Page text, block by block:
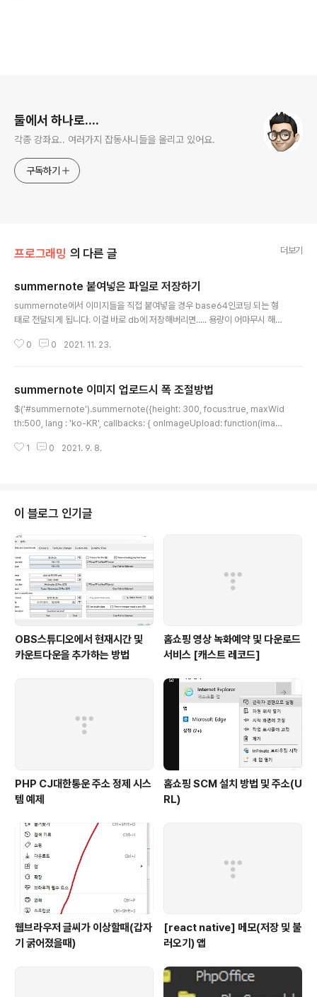
둘에서 하나로....
각종 강좌요.. 여러가지 잡동사니들을 올리고 있어요.
구독하기
프로그래밍 의 다른 글 더보기
summernote 붙여넣은 파일로 저장하기
summernote에서 이미지들을 직접 붙여넣을 경우 base64인코딩 되는 형
태로 전달되게 됩니다. 이걸 바로 db에 저장해버리면..... 용량이 어마무시 해지
방법입니다. $detail=$_REQUEST['memo']; // memo라는 필드로 값이
NING | LIBXML_NOERROR); // 인코딩을 넣지 않으면 한글이 깨지게 된다.
//identify img element $images = $dom->getelementsbyt..
0 0 2021. 11. 23.
summernote 이미지 업로드시 폭 조절방법
$('#summernote').summernote({height: 300, focus:true, maxWid
th:500, lang : 'ko-KR', callbacks: { onImageUpload: function(imag
oadend = function() { var image = $('').attr('src', reader.result); im
1 0 2021. 9. 8.
이 블로그 인기글
OBS스튜디오에서 현재시간 및
카운트다운을 추가하는 방법
홈쇼핑 영상 녹화예약 및 다운로드
서비스 [캐스트 레코드]
PHP CJ대한통운 주소 정제 시스
템 예제
홈쇼핑 SCM 설치 방법 및 주소(U
RL)
웹브라우저 글씨가 이상할때(갑자
기 굵어졌을때)
[react native] 메모(저장 및 불
러오기) 앱